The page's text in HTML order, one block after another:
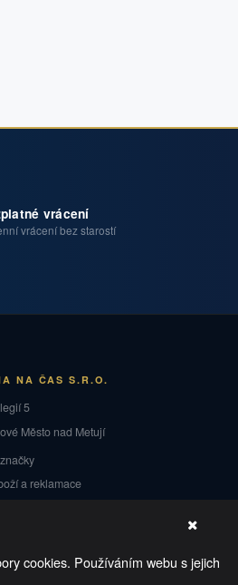
vrácení
vrácení bez starostí
NA ČAS S.R.O.
5
Město nad Metují
a reklamace
cookies. Používáním webu s jejich